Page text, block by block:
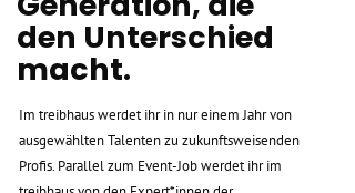
den Unterschied
macht.
Im treibhaus werdet ihr in nur einem Jahr von
ausgewählten Talenten zu zukunftsweisenden
Profis. Parallel zum Event-Job werdet ihr im